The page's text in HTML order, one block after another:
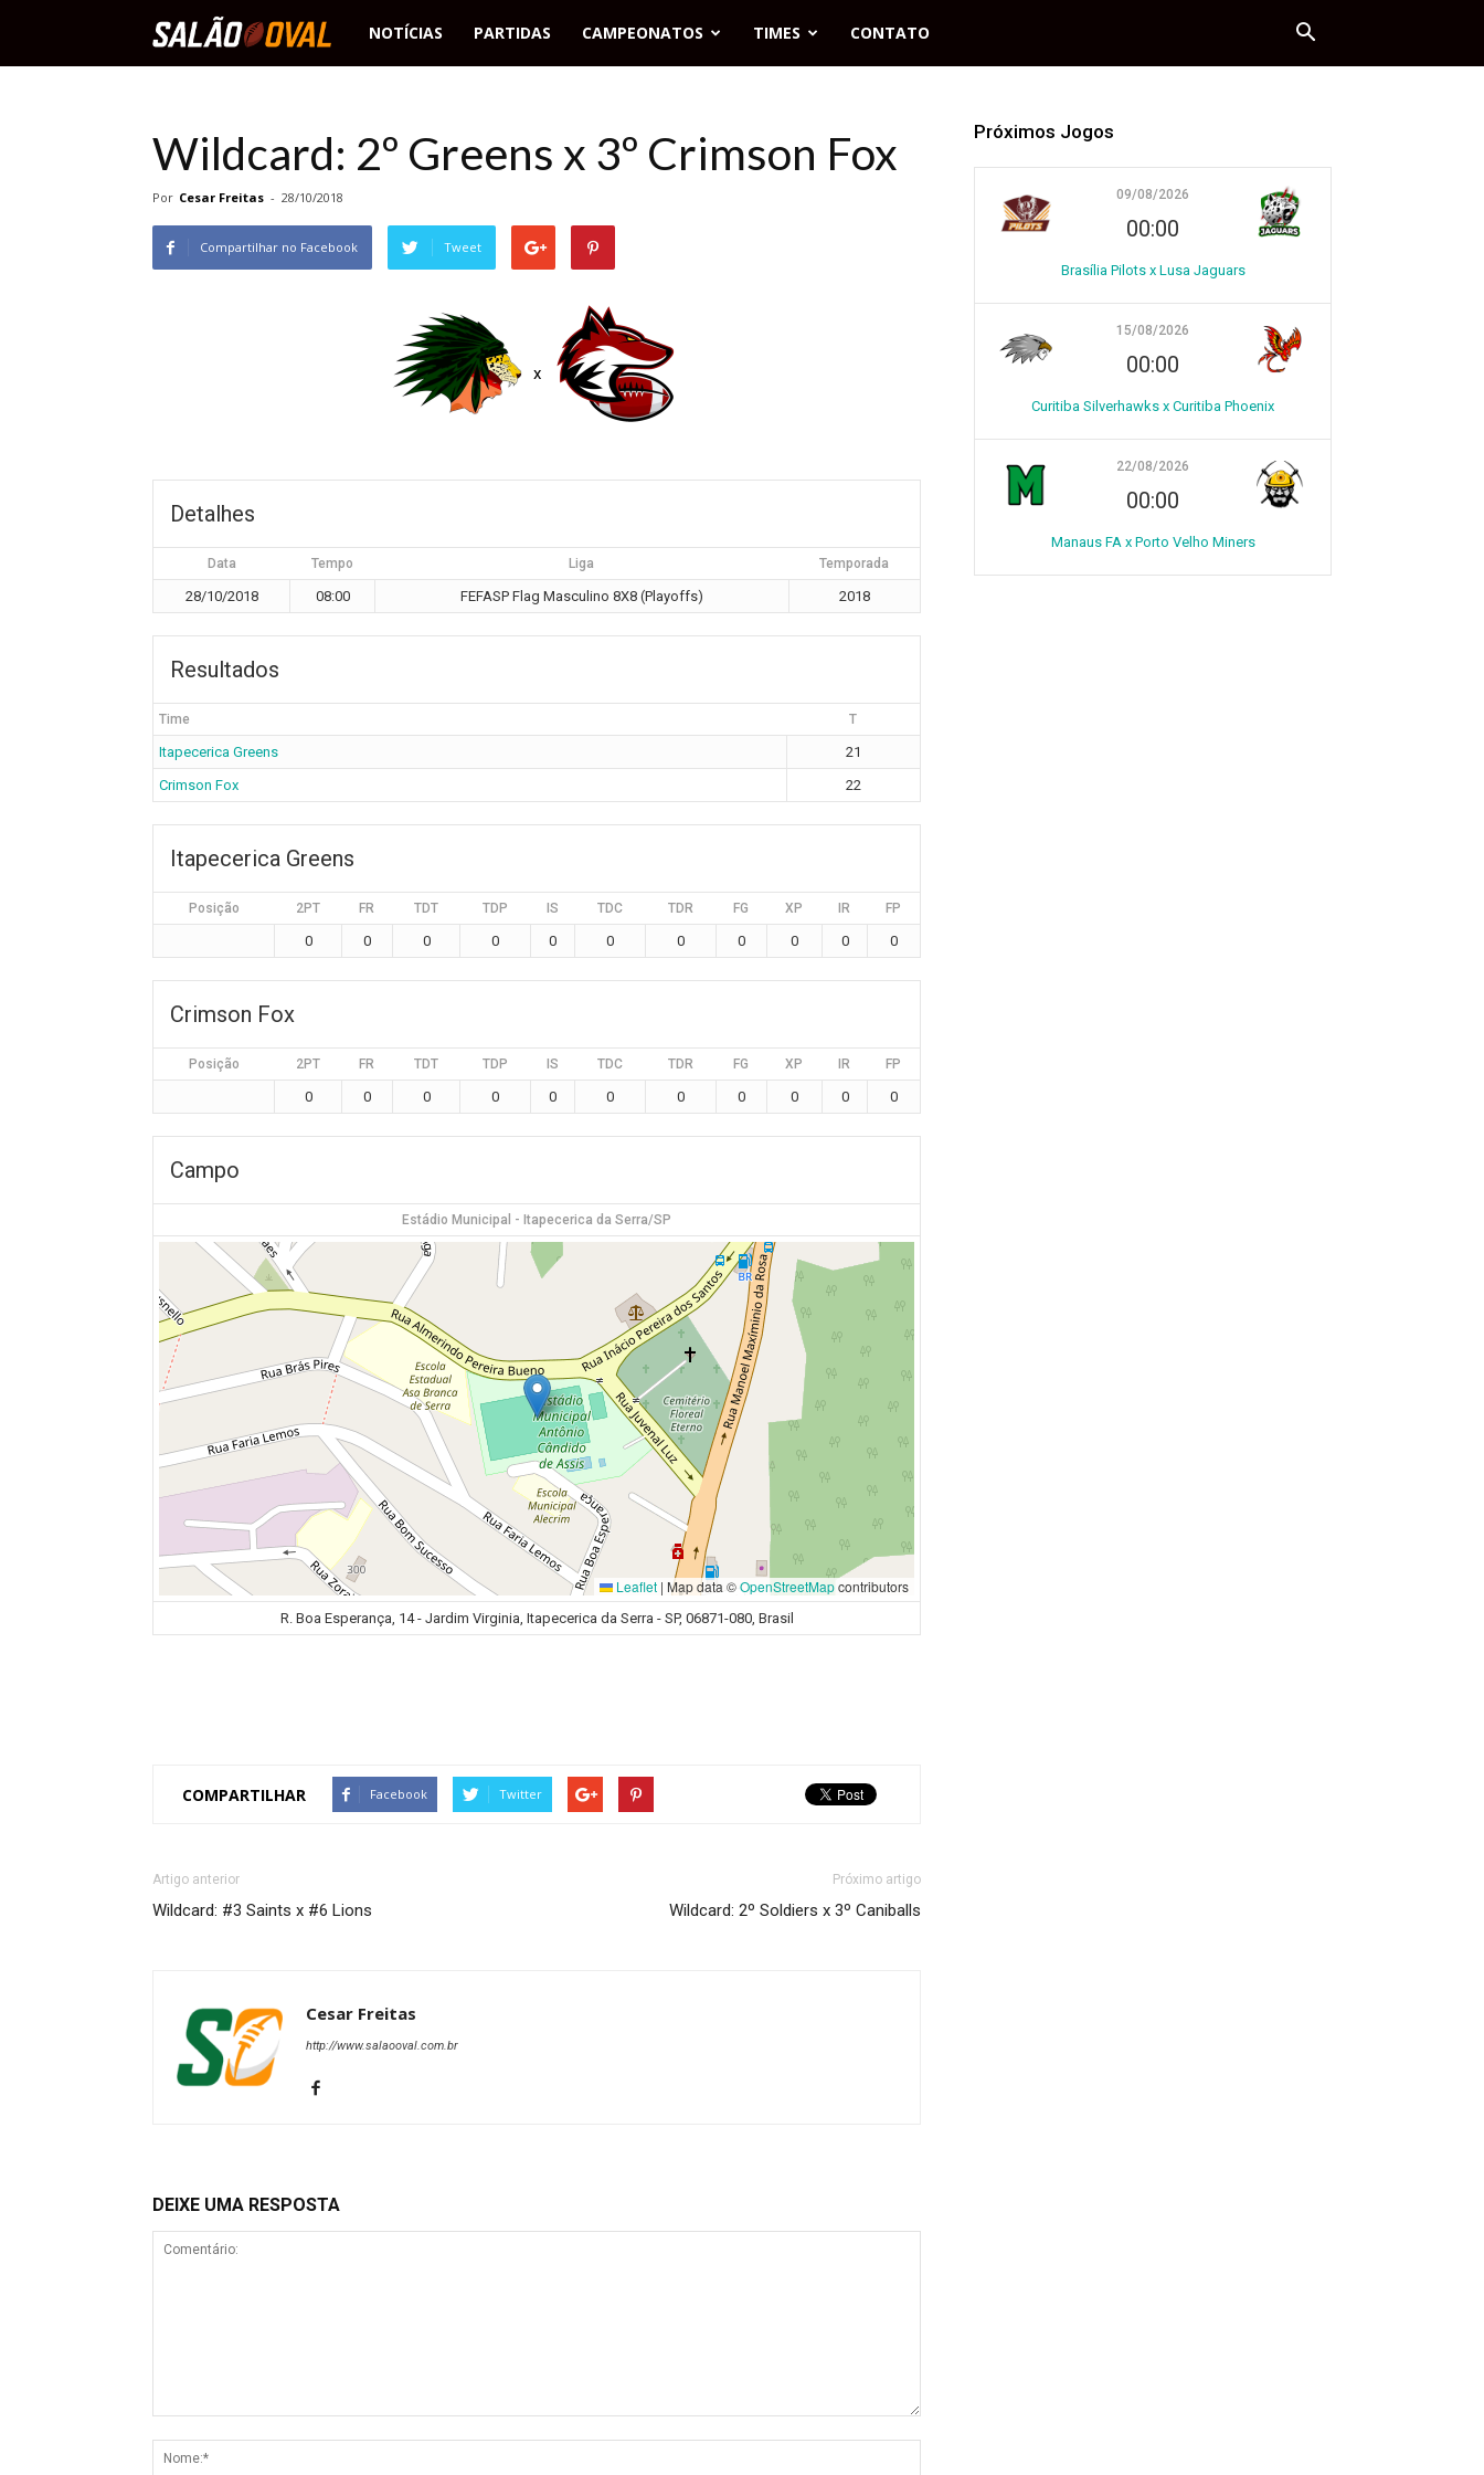
Salão
NOTÍCIAS PARTIDAS CAMPEONATOS TIMES CONTATO
Wildcard: 2º Greens x 3º Crimson Fox
Por Cesar Freitas - 28/10/2018
Compartilhar no Facebook Tweet
x
Detalhes
Data Tempo Liga Temporada
28/10/2018 08:00 FEFASP Flag Masculino 8X8 (Playoffs) 2018
Resultados
Time T
Itapecerica Greens
21
Crimson Fox
22
Itapecerica Greens
Posição 2PT FR TDT TDP IS TDC TDR FG XP IR FP
0 0 0 0 0 0 0 0 0 0 0
Crimson Fox
Posição 2PT FR TDT TDP IS TDC TDR FG XP IR FP
0 0 0 0 0 0 0 0 0 0 0
Campo
Estádio Municipal - Itapecerica da Serra/SP
Leaflet | Map data ©OpenStreetMapcontributors
R. Boa Esperança, 14 - Jardim Virginia, Itapecerica da Serra - SP, 06871-080, Brasil
COMPARTILHAR Facebook Twitter
Artigo anterior
Wildcard: #3 Saints x #6 Lions
Próximo artigo
Wildcard: 2º Soldiers x 3º Caniballs
Cesar Freitas
http://www.salaooval.com.br
DEIXE UMA RESPOSTA
Próximos Jogos
09/08/2026
00:00
Brasília Pilots x Lusa Jaguars
15/08/2026
00:00
Curitiba Silverhawks x Curitiba Phoenix
22/08/2026
00:00
Manaus FA x Porto Velho Miners